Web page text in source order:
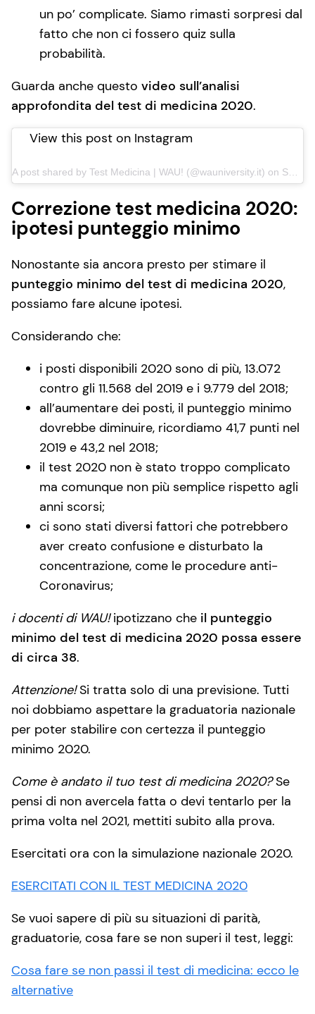
un po’ complicate. Siamo rimasti sorpresi dal
fatto che non ci fossero quiz sulla
probabilità.
Guarda anche questo video sull’analisi
approfondita del test di medicina 2020.
View this post on Instagram
A post shared by Test Medicina | WAU! (@wauniversity.it) on Sep 3, 2020 at 11:18am PDT
Correzione test medicina 2020:
ipotesi punteggio minimo
Nonostante sia ancora presto per stimare il
punteggio minimo del test di medicina 2020,
possiamo fare alcune ipotesi.
Considerando che:
i posti disponibili 2020 sono di più, 13.072
contro gli 11.568 del 2019 e i 9.779 del 2018;
all’aumentare dei posti, il punteggio minimo
dovrebbe diminuire, ricordiamo 41,7 punti nel
2019 e 43,2 nel 2018;
il test 2020 non è stato troppo complicato
ma comunque non più semplice rispetto agli
anni scorsi;
ci sono stati diversi fattori che potrebbero
aver creato confusione e disturbato la
concentrazione, come le procedure anti-
Coronavirus;
i docenti di WAU!ipotizzano che il punteggio
minimo del test di medicina 2020 possa essere
di circa 38.
Attenzione!Si tratta solo di una previsione. Tutti
noi dobbiamo aspettare la graduatoria nazionale
per poter stabilire con certezza il punteggio
minimo 2020.
Come è andato il tuo test di medicina 2020?Se
pensi di non avercela fatta o devi tentarlo per la
prima volta nel 2021, mettiti subito alla prova.
Esercitati ora con la simulazione nazionale 2020.
ESERCITATI CON IL TEST MEDICINA 2020
Se vuoi sapere di più su situazioni di parità,
graduatorie, cosa fare se non superi il test, leggi:
Cosa fare se non passi il test di medicina: ecco le
alternative